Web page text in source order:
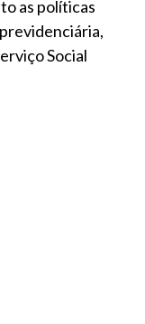
as políticas
Social